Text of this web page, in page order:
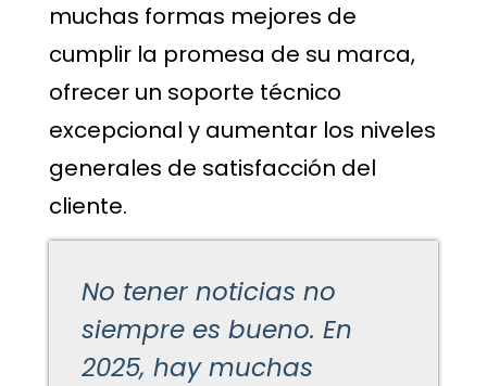
muchas formas mejores de
cumplir la promesa de su marca,
ofrecer un soporte técnico
excepcional y aumentar los niveles
generales de satisfacción del
cliente.
No tener noticias no
siempre es bueno. En
2025, hay muchas